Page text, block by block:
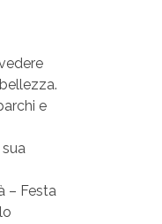
e
– Festa